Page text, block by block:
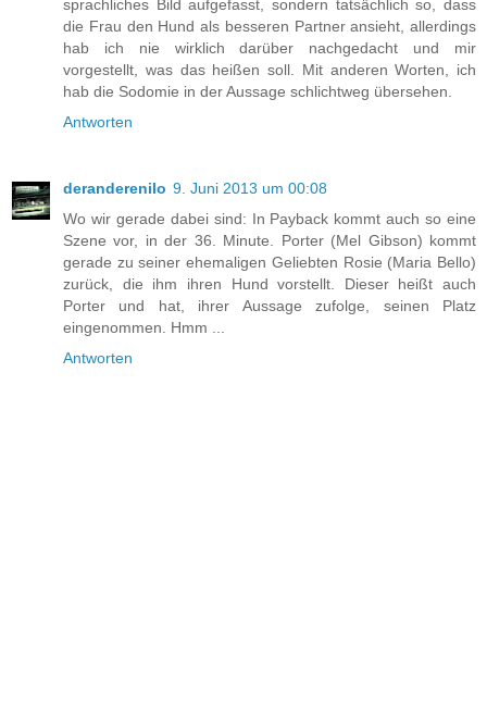
sprachliches Bild aufgefasst, sondern tatsächlich so, dass
die Frau den Hund als besseren Partner ansieht, allerdings
hab ich nie wirklich darüber nachgedacht und mir
vorgestellt, was das heißen soll. Mit anderen Worten, ich
hab die Sodomie in der Aussage schlichtweg übersehen.
Antworten
deranderenilo 9. Juni 2013 um 00:08
Wo wir gerade dabei sind: In Payback kommt auch so eine
Szene vor, in der 36. Minute. Porter (Mel Gibson) kommt
gerade zu seiner ehemaligen Geliebten Rosie (Maria Bello)
zurück, die ihm ihren Hund vorstellt. Dieser heißt auch
Porter und hat, ihrer Aussage zufolge, seinen Platz
eingenommen. Hmm ...
Antworten